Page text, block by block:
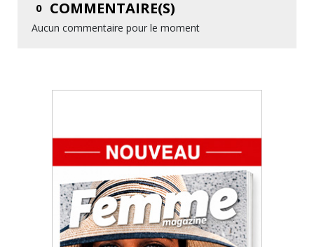
0 COMMENTAIRE(S)
Aucun commentaire pour le moment